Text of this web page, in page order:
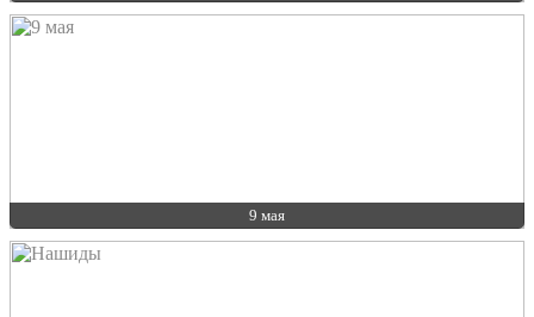
9 мая